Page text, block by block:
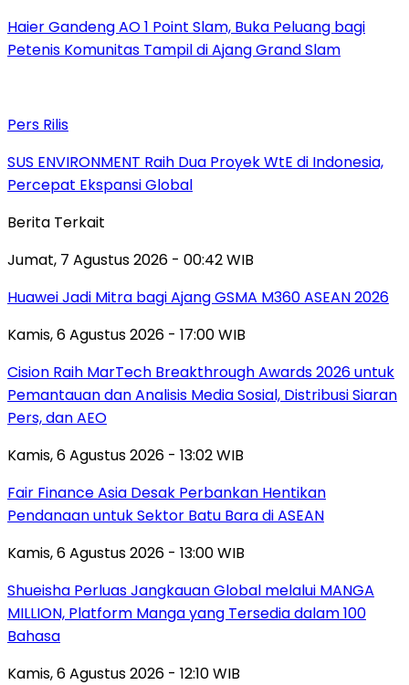
Haier Gandeng AO 1 Point Slam, Buka Peluang bagi
Petenis Komunitas Tampil di Ajang Grand Slam
Pers Rilis
SUS ENVIRONMENT Raih Dua Proyek WtE di Indonesia,
Percepat Ekspansi Global
Berita Terkait
Jumat, 7 Agustus 2026 - 00:42 WIB
Huawei Jadi Mitra bagi Ajang GSMA M360 ASEAN 2026
Kamis, 6 Agustus 2026 - 17:00 WIB
Cision Raih MarTech Breakthrough Awards 2026 untuk
Pemantauan dan Analisis Media Sosial, Distribusi Siaran
Pers, dan AEO
Kamis, 6 Agustus 2026 - 13:02 WIB
Fair Finance Asia Desak Perbankan Hentikan
Pendanaan untuk Sektor Batu Bara di ASEAN
Kamis, 6 Agustus 2026 - 13:00 WIB
Shueisha Perluas Jangkauan Global melalui MANGA
MILLION, Platform Manga yang Tersedia dalam 100
Bahasa
Kamis, 6 Agustus 2026 - 12:10 WIB